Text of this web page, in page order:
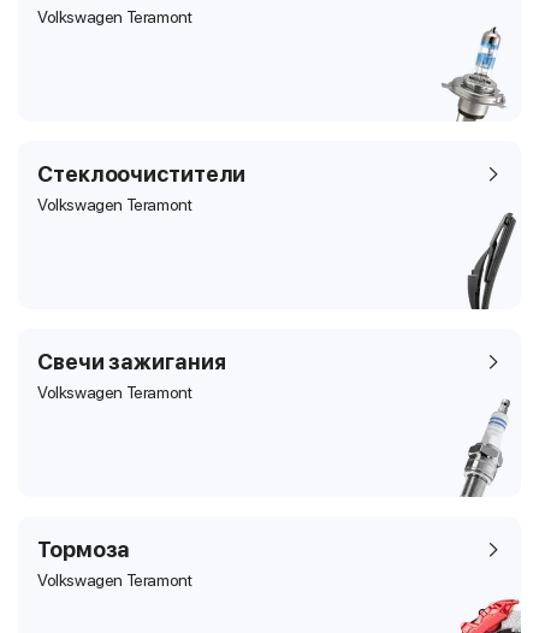
Volkswagen Teramont
Стеклоочистители
Volkswagen Teramont
Свечи зажигания
Volkswagen Teramont
Тормоза
Volkswagen Teramont